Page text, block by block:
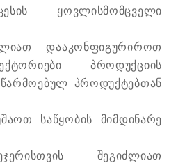
ყოვლისმომცველი
დააკონფიგურიროთ
პროდუქციის
პროდუქტებთან
საწყობის მიმდინარე
შეგიძლიათ